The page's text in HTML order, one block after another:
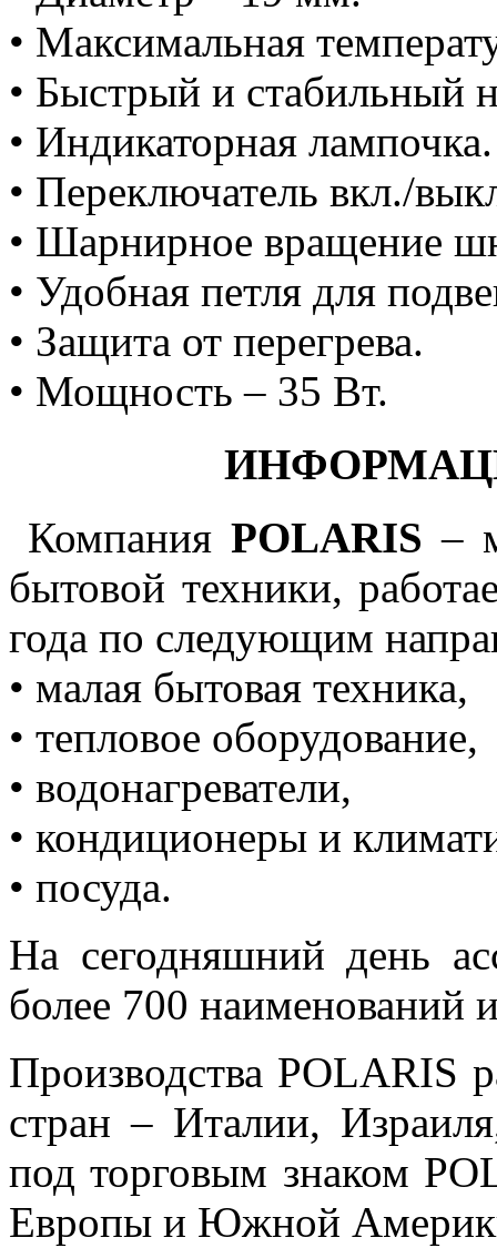
• Максимальная
• Быстрый и стабильный
• Индикаторная лампочка.
• Переключатель вкл./
• Шарнирное вращение
• Удобная петля для
• Защита от перегрева.
• Мощность – 35 Вт.
Компания POLARIS –
бытовой техники,
года по следующим
• малая бытовая техника,
• тепловое оборудование,
• водонагреватели,
• кондиционеры и
• посуда.
На сегодняшний день
более 700 наименований
Производства POLARIS
стран – Италии,
под торговым знаком
Европы и Южной